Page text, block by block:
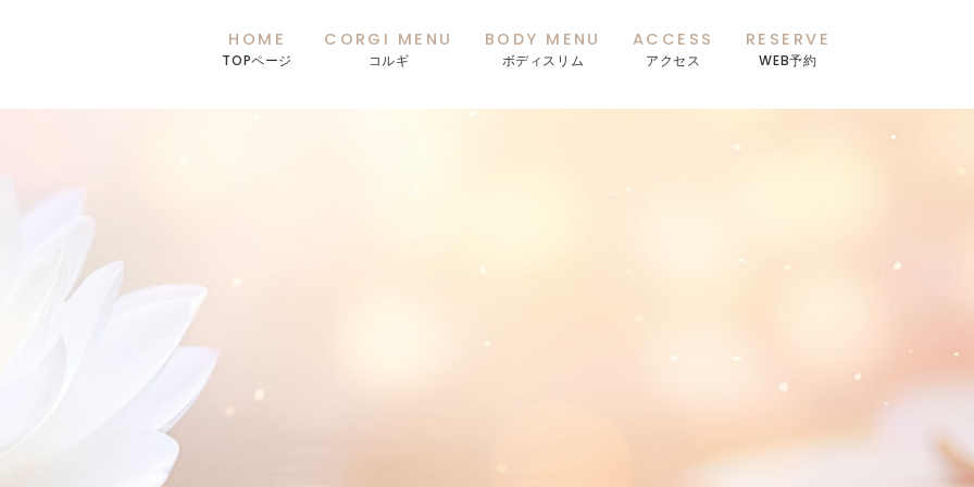
HOME
TOPページ
CORGI MENU
コルギ
BODY MENU
ボディスリム
ACCESS
アクセス
RESERVE
WEB予約